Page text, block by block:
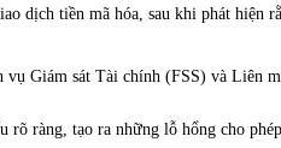
dịch tiền mã hóa, sau khi phát hiện
Giám sát Tài chính (FSS) và Liên
ràng, tạo ra những lỗ hổng cho